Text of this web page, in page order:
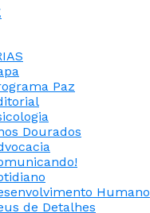
Paz
Dourados
Humano
de Detalhes